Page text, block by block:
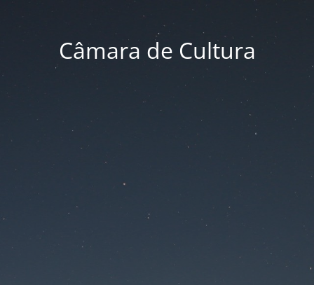
Câmara de Cultura